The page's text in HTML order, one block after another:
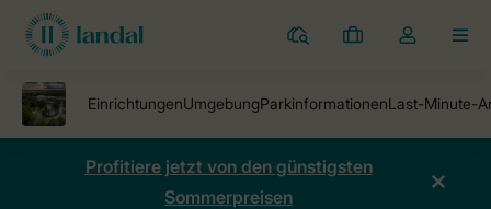
Ferienparks
Meine
Dropdown-
öffnen
Profitiere jetzt von den günstigsten
Sommerpreisen